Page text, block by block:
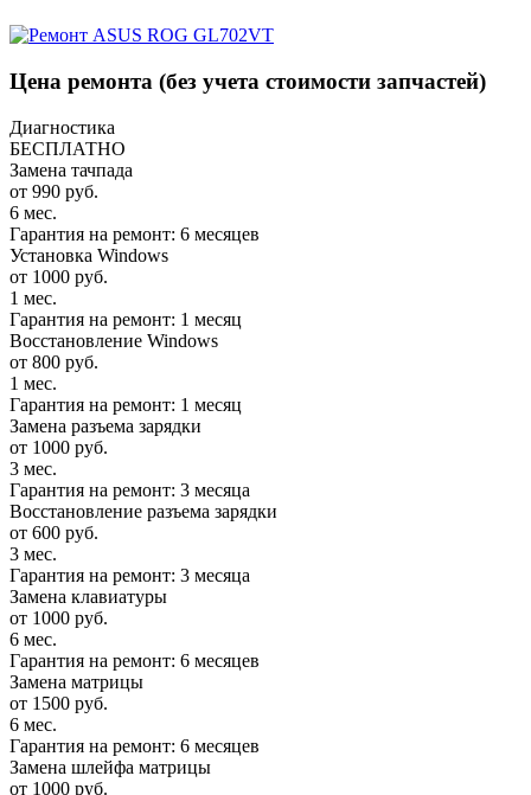
Цена ремонта (без учета стоимости запчастей)
Диагностика
БЕСПЛАТНО
Замена тачпада
от 990 руб.
6 мес.
Гарантия на ремонт: 6 месяцев
Установка Windows
от 1000 руб.
1 мес.
Гарантия на ремонт: 1 месяц
Восстановление Windows
от 800 руб.
1 мес.
Гарантия на ремонт: 1 месяц
Замена разъема зарядки
от 1000 руб.
3 мес.
Гарантия на ремонт: 3 месяца
Восстановление разъема зарядки
от 600 руб.
3 мес.
Гарантия на ремонт: 3 месяца
Замена клавиатуры
от 1000 руб.
6 мес.
Гарантия на ремонт: 6 месяцев
Замена матрицы
от 1500 руб.
6 мес.
Гарантия на ремонт: 6 месяцев
Замена шлейфа матрицы
от 1000 руб.